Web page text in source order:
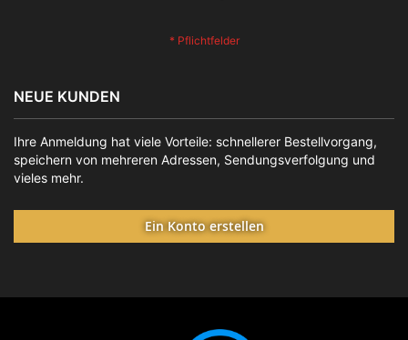
NEUE KUNDEN
Ihre Anmeldung hat viele Vorteile: schnellerer Bestellvorgang,
speichern von mehreren Adressen, Sendungsverfolgung und
vieles mehr.
Ein Konto erstellen